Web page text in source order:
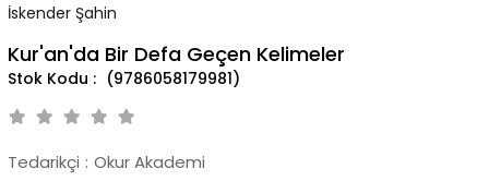
İskender Şahin
Kur'an'da Bir Defa Geçen Kelimeler
(9786058179981)
Tedarikçi : Okur Akademi